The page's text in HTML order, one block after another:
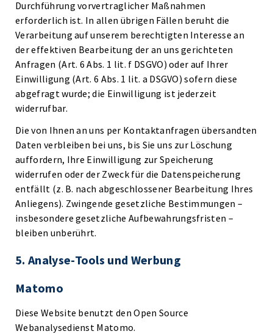
Durchführung vorvertraglicher Maßnahmen
erforderlich ist. In allen übrigen Fällen beruht die
Verarbeitung auf unserem berechtigten Interesse an
der effektiven Bearbeitung der an uns gerichteten
Anfragen (Art. 6 Abs. 1 lit. f DSGVO) oder auf Ihrer
Einwilligung (Art. 6 Abs. 1 lit. a DSGVO) sofern diese
abgefragt wurde; die Einwilligung ist jederzeit
widerrufbar.
Die von Ihnen an uns per Kontaktanfragen übersandten
Daten verbleiben bei uns, bis Sie uns zur Löschung
auffordern, Ihre Einwilligung zur Speicherung
widerrufen oder der Zweck für die Datenspeicherung
entfällt (z. B. nach abgeschlossener Bearbeitung Ihres
Anliegens). Zwingende gesetzliche Bestimmungen –
insbesondere gesetzliche Aufbewahrungsfristen –
bleiben unberührt.
5. Analyse-Tools und Werbung
Matomo
Diese Website benutzt den Open Source
Webanalysedienst Matomo.